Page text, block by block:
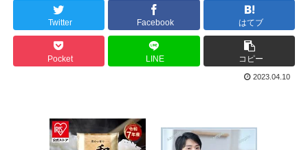
Twitter Facebook はてブ
Pocket LINE コピー
2023.04.10